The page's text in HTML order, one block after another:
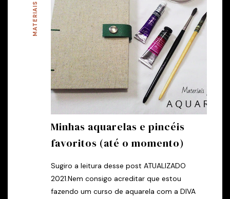
MATERIAIS
Minhas aquarelas e pincéis
favoritos (até o momento)
Sugiro a leitura desse post ATUALIZADO
2021.Nem consigo acreditar que estou
fazendo um curso de aquarela com a DIVA